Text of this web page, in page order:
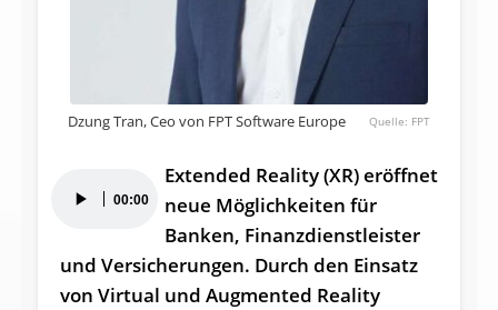
Dzung Tran, Ceo von FPT Software Europe FPT
Player 00:00
Extended Reality (XR) eröffnet
neue Möglichkeiten für
Banken, Finanzdienstleister
und Versicherungen. Durch den Einsatz
von Virtual und Augmented Reality